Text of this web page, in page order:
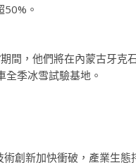
50%。
間，他們將在內蒙古牙克
季冰雪試驗基地。
創新加快衝破，產業生態